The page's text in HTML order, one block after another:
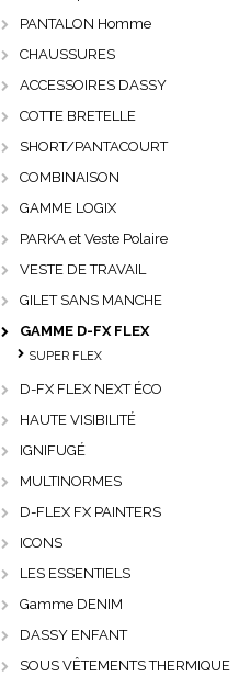
PANTALON Homme
CHAUSSURES
ACCESSOIRES DASSY
COTTE BRETELLE
SHORT/PANTACOURT
COMBINAISON
GAMME LOGIX
PARKA et Veste Polaire
VESTE DE TRAVAIL
GILET SANS MANCHE
GAMME D-FX FLEX
SUPER FLEX
D-FX FLEX NEXT ÉCO
HAUTE VISIBILITÉ
IGNIFUGÉ
MULTINORMES
D-FLEX FX PAINTERS
ICONS
LES ESSENTIELS
Gamme DENIM
DASSY ENFANT
SOUS VÊTEMENTS THERMIQUE